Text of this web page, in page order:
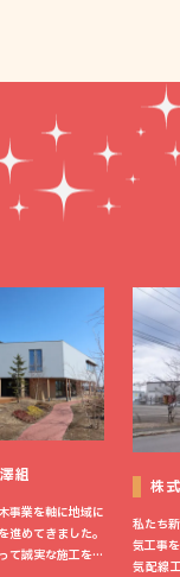
組
事業を軸に地域に
進めてきました。
て誠実な施工を行
株
私たち
気工事
気配線